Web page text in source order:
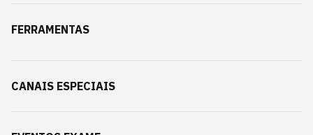
FERRAMENTAS
CANAIS ESPECIAIS